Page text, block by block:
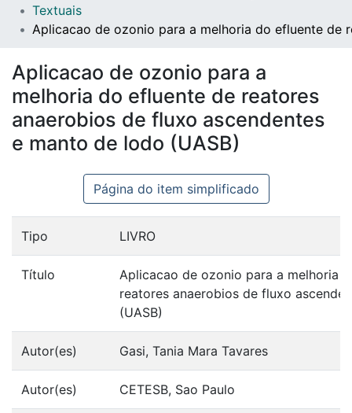
Repositório
Doações/Aquisições
Textuais
Aplicacao de ozonio para a melhoria do efluente de
Aplicacao de ozonio para a
melhoria do efluente de reatores
anaerobios de fluxo ascendentes
e manto de lodo (UASB)
Página do item simplificado
Tipo LIVRO
Título
Aplicacao de ozonio para a melhoria
reatores anaerobios de fluxo
(UASB)
Autor(es) Gasi, Tania Mara Tavares
Autor(es) CETESB, Sao Paulo